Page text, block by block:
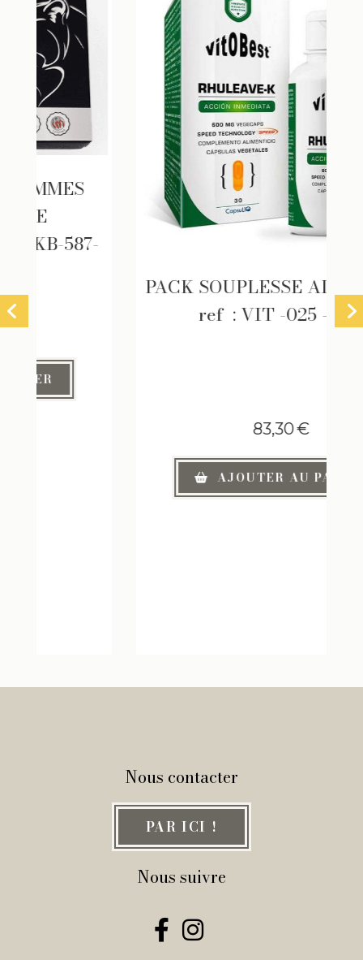
PACK SOUPLESSE ADVANCED ,
ref : VIT -025 - 088
AJOUTER AU PANIER
Nous contacter
PAR ICI !
Nous suivre
 